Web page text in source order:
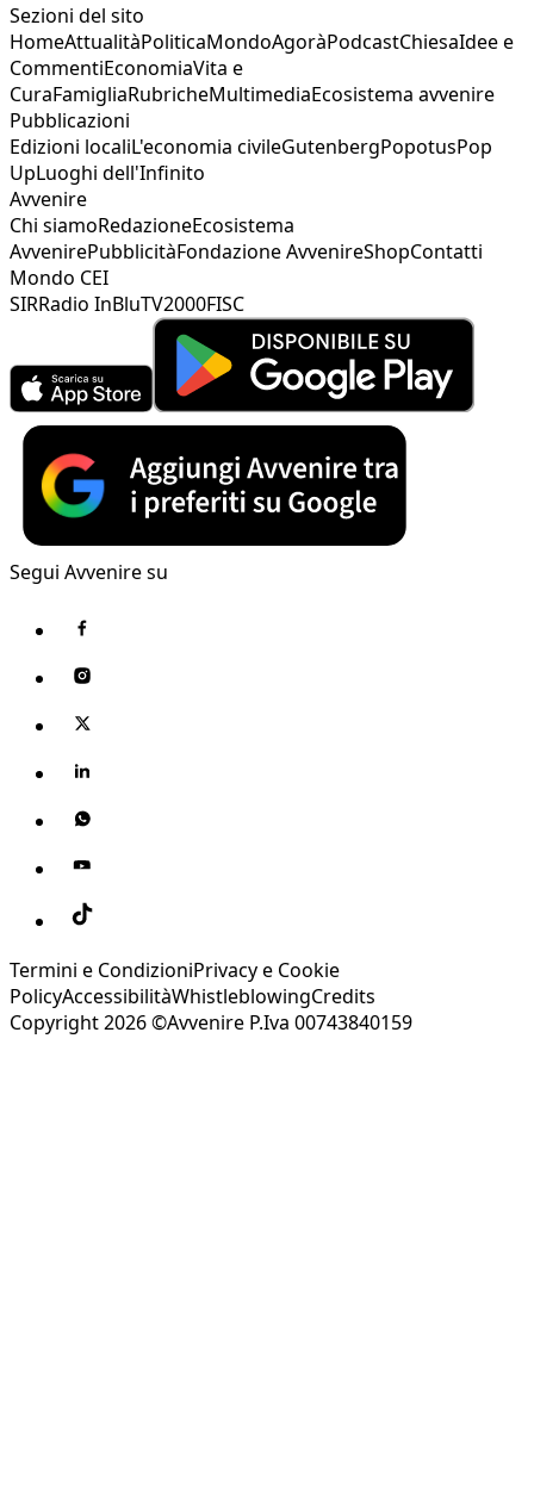
Sezioni del sito
HomeAttualitàPoliticaMondoAgoràPodcastChiesaIdee e
CommentiEconomiaVita e
CuraFamigliaRubricheMultimediaEcosistema avvenire
Pubblicazioni
Edizioni localiL'economia civileGutenbergPopotusPop
UpLuoghi dell'Infinito
Avvenire
Chi siamoRedazioneEcosistema
AvvenirePubblicitàFondazione AvvenireShopContatti
Mondo CEI
SIRRadio InBluTV2000FISC
Segui Avvenire su
Termini e CondizioniPrivacy e Cookie
PolicyAccessibilitàWhistleblowingCredits
Copyright 2026 ©Avvenire P.Iva 00743840159